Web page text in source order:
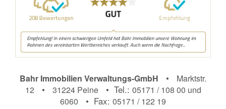
Bahr Immobilien Verwaltungs-GmbH • Marktstr.
12 • 31224 Peine• Tel.: 05171 / 108 00 und
6060 • Fax: 05171 / 122 19